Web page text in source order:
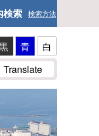
検索 検索方法
青
白
Translate